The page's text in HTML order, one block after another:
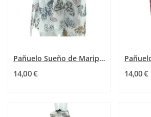
Pañuelo Sueño de Mariposa
14,00 € 14,00 €